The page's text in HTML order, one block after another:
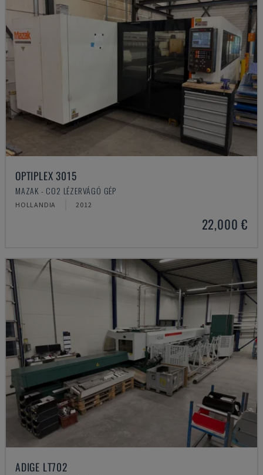
OPTIPLEX 3015
MAZAK - CO2 LÉZERVÁGÓ GÉP
HOLLANDIA 2012
22,000 €
ADIGE LT702